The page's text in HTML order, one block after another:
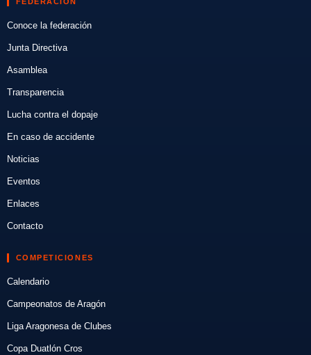
FEDERACIÓN
Conoce la federación
Junta Directiva
Asamblea
Transparencia
Lucha contra el dopaje
En caso de accidente
Noticias
Eventos
Enlaces
Contacto
COMPETICIONES
Calendario
Campeonatos de Aragón
Liga Aragonesa de Clubes
Copa Duatlón Cros